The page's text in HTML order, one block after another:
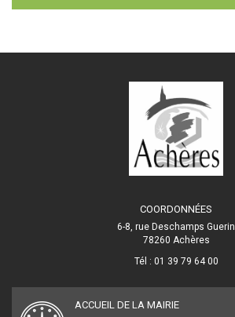
COORDONNÉES
6-8, rue Deschamps Guerin
78260 Achères
Tél : 01 39 79 64 00
ACCUEIL DE LA MAIRIE